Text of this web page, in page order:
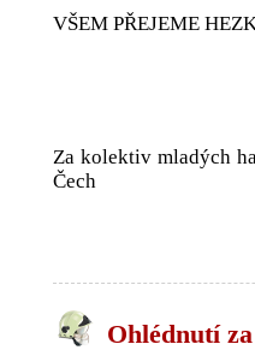
VŠEM PŘEJEME
Za kolektiv mladých
Čech
Ohlédnutí